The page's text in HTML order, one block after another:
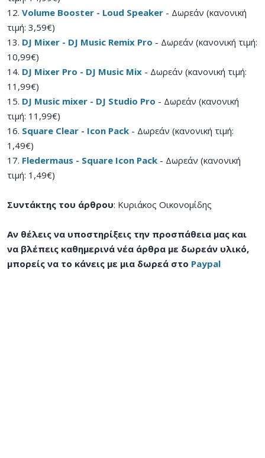
12. Volume Booster - Loud Speaker - Δωρεάν (κανονική
τιμή: 3,59€)
13. DJ Mixer - DJ Music Remix Pro - Δωρεάν (κανονική τιμή:
10,99€)
14. DJ Mixer Pro - DJ Music Mix - Δωρεάν (κανονική τιμή:
11,99€)
15. DJ Music mixer - DJ Studio Pro - Δωρεάν (κανονική
τιμή: 11,99€)
16. Square Clear - Icon Pack - Δωρεάν (κανονική τιμή:
1,49€)
17. Fledermaus - Square Icon Pack - Δωρεάν (κανονική
τιμή: 1,49€)
Συντάκτης του άρθρου: Κυριάκος Οικονομίδης
Αν θέλεις να υποστηρίξεις την προσπάθεια μας και
να βλέπεις καθημερινά νέα άρθρα με δωρεάν υλικό,
μπορείς να το κάνεις με μια δωρεά στο Paypal